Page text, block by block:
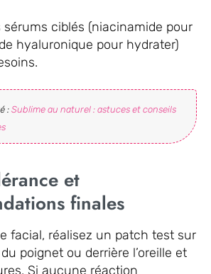
sérums ciblés (niacinamide pour
hyaluronique pour hydrater)
: Sublime au naturel : astuces et conseils
et
finales
facial, réalisez un patch test sur
poignet ou derrière l’oreille et
Si aucune réaction